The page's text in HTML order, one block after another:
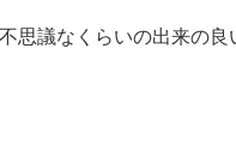
思議なくらいの出来の良